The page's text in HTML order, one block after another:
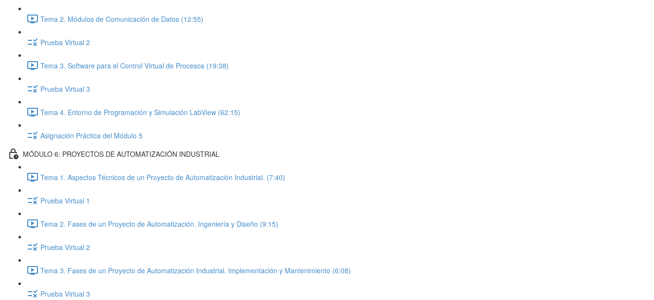
Tema 2. Módulos de Comunicación de Datos (12:55)
Prueba Virtual 2
Tema 3. Software para el Control Virtual de Procesos (19:38)
Prueba Virtual 3
Tema 4. Entorno de Programación y Simulación LabView (62:15)
Asignación Práctica del Módulo 5
MÓDULO 6: PROYECTOS DE AUTOMATIZACIÓN INDUSTRIAL
Tema 1. Aspectos Técnicos de un Proyecto de Automatización Industrial. (7:40)
Prueba Virtual 1
Tema 2. Fases de un Proyecto de Automatización. Ingeniería y Diseño (9:15)
Prueba Virtual 2
Tema 3. Fases de un Proyecto de Automatización Industrial. Implementación y Mantenimiento (6:08)
Prueba Virtual 3